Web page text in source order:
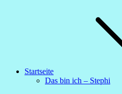
Startseite
Das bin ich – Stephi